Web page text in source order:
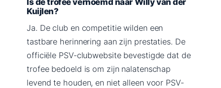
Kuijlen?
Ja. De club en competitie wilden een
tastbare herinnering aan zijn prestaties. De
officiële PSV-clubwebsite bevestigde dat de
trofee bedoeld is om zijn nalatenschap
levend te houden, en niet alleen voor PSV-